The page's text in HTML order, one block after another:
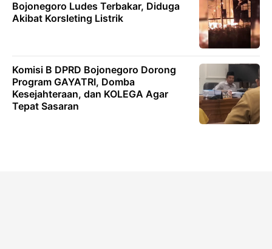
Bojonegoro Ludes Terbakar, Diduga
Akibat Korsleting Listrik
Komisi B DPRD Bojonegoro Dorong
Program GAYATRI, Domba
Kesejahteraan, dan KOLEGA Agar
Tepat Sasaran